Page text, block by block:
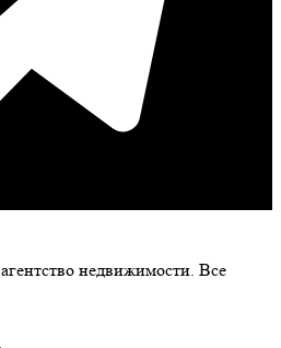
недвижимости. Все